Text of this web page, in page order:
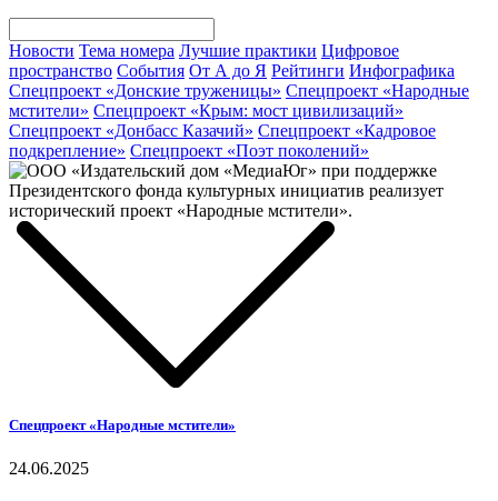
Новости Тема номера Лучшие практики Цифровое
пространство События От А до Я Рейтинги Инфографика
Спецпроект «Донские труженицы» Спецпроект «Народные
мстители» Спецпроект «Крым: мост цивилизаций»
Спецпроект «Донбасс Казачий» Спецпроект «Кадровое
подкрепление» Спецпроект «Поэт поколений»
Спецпроект «Народные мстители»
24.06.2025